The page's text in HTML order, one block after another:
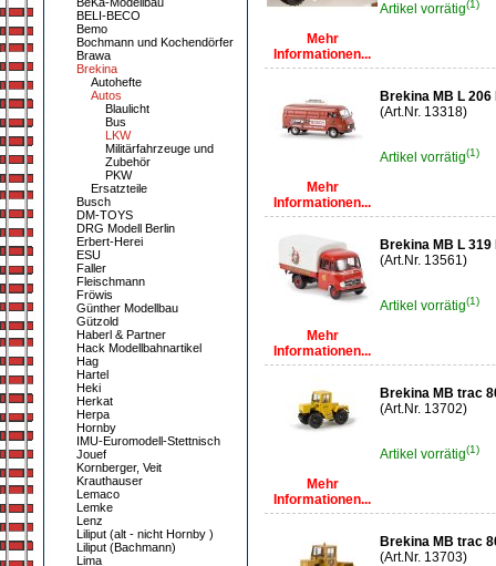
BELI-BECO
Bemo
Bochmann und Kochendörfer
Brawa
Brekina
Autohefte
Autos
Blaulicht
Bus
LKW
Militärfahrzeuge und
Zubehör
PKW
Ersatzteile
Busch
DM-TOYS
DRG Modell Berlin
Erbert-Herei
ESU
Faller
Fleischmann
Fröwis
Günther Modellbau
Gützold
Haberl & Partner
Hack Modellbahnartikel
Hag
Hartel
Heki
Herkat
Herpa
Hornby
IMU-Euromodell-Stettnisch
Jouef
Kornberger, Veit
Krauthauser
Lemaco
Lemke
Lenz
Liliput (alt - nicht Hornby )
Liliput (Bachmann)
Lima
Mehr
Informationen...
Artikel vorrätig(1)
Mehr
Informationen...
Brekina MB L
(Art.Nr. 13318)
Artikel vorrätig(1)
Mehr
Informationen...
Brekina MB L
(Art.Nr. 13561)
Artikel vorrätig(1)
Mehr
Informationen...
Brekina MB trac
(Art.Nr. 13702)
Artikel vorrätig(1)
Brekina MB trac
(Art.Nr. 13703)